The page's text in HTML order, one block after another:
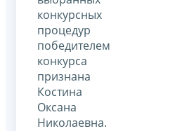
конкурсных
процедур
победителем
конкурса
признана
Костина
Оксана
Николаевна.